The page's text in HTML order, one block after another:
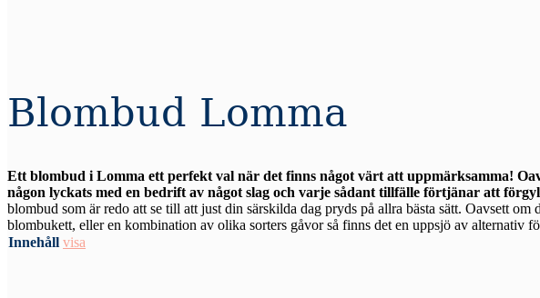
Blombud Lomma
Ett blombud i Lomma ett perfekt val när det finns något värt att uppmärksamma!
någon lyckats med en bedrift av något slag och varje sådant tillfälle förtjänar att
blombud som är redo att se till att just din särskilda dag pryds på allra bästa sätt. Oavsett
blombukett, eller en kombination av olika sorters gåvor så finns det en uppsjö av alternativ
Innehåll visa